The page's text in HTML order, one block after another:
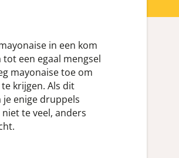
in een kom
een egaal mengsel
mayonaise toe om
krijgen. Als dit
enige druppels
te veel, anders